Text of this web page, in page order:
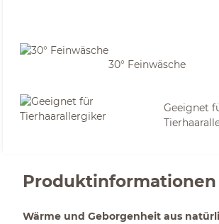
30° Feinwäsche
Geeignet
Produktinformationen
Wärme und Geborgenheit aus